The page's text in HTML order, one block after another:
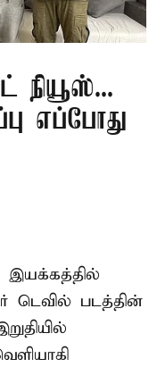
நியூஸ்...
எப்போது
இயக்கத்தில்
டெவில் படத்தின்